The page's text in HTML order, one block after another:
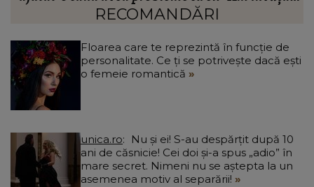
RECOMANDĂRI
Floarea care te reprezintă în funcție de
personalitate. Ce ți se potrivește dacă ești
o femeie romantică
unica.ro
ani de căsnicie! Cei doi și-a spus „adio” în
mare secret. Nimeni nu se aștepta la un
asemenea motiv al separării!